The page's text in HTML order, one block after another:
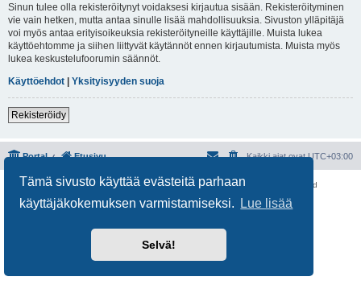
Tämä sivusto käyttää evästeitä parhaan
käyttäjäkokemuksen varmistamiseksi.
Lue lisää
Selvä!
Sinun tulee olla rekisteröitynyt voidaksesi kirjautua sisään. Rekisteröityminen
vie vain hetken, mutta antaa sinulle lisää mahdollisuuksia. Sivuston ylläpitäjä
voi myös antaa erityisoikeuksia rekisteröityneille käyttäjille. Muista lukea
käyttöehtomme ja siihen liittyvät käytännöt ennen kirjautumista. Muista myös
lukea keskustelufoorumin säännöt.
Käyttöehdot | Yksityisyyden suoja
Rekisteröidy
Portal Etusivu Kaikki ajat ovatUTC+03:00
Keskustelufoorumin ohjelmistophpBB® Forum Software © phpBB Limited
Käännös: phpBB Suomi (lurttinen, harritapio, Pettis)